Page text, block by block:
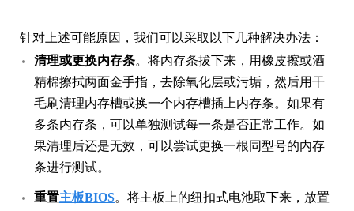
针对上述可能原因，我们可以采取以下几种解决办法：
清理或更换内存条。将内存条拔下来，用橡皮擦或酒
精棉擦拭两面金手指，去除氧化层或污垢，然后用干
毛刷清理内存槽或换一个内存槽插上内存条。如果有
多条内存条，可以单独测试每一条是否正常工作。如
果清理后还是无效，可以尝试更换一根同型号的内存
条进行测试。
重置主板BIOS。将主板上的纽扣式电池取下来，放置